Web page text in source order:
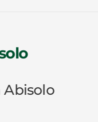
Abisolo